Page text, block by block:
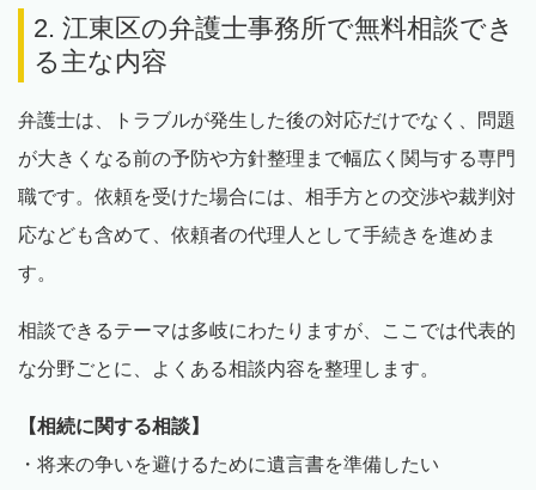
2. 江東区の弁護士事務所で無料相談でき
る主な内容
弁護士は、トラブルが発生した後の対応だけでなく、問題
が大きくなる前の予防や方針整理まで幅広く関与する専門
職です。依頼を受けた場合には、相手方との交渉や裁判対
応なども含めて、依頼者の代理人として手続きを進めま
す。
相談できるテーマは多岐にわたりますが、ここでは代表的
な分野ごとに、よくある相談内容を整理します。
【相続に関する相談】
・将来の争いを避けるために遺言書を準備したい